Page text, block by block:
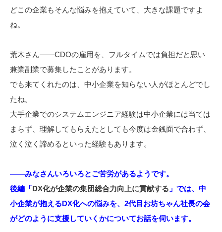
どこの企業もそんな悩みを抱えていて、大きな課題ですよ
ね。
荒木さん――CDOの雇用を、フルタイムでは負担だと思い
兼業副業で募集したことがあります。
でも来てくれたのは、中小企業を知らない人がほとんどでし
たね。
大手企業でのシステムエンジニア経験は中小企業には当ては
まらず、理解してもらえたとしても今度は金銭面で合わず、
泣く泣く諦めるといった経験もあります。
――みなさんいろいろとご苦労があるようです。
後編「DX化が企業の集団総合力向上に貢献する 」では、中
小企業が抱えるDX化への悩みを、2代目お坊ちゃん社長の会
がどのように支援していくかについてお話を伺います。